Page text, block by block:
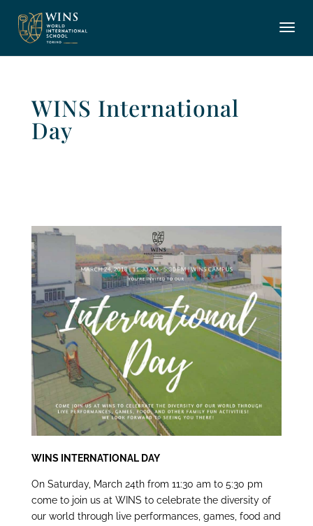
WINS International
Day
WINS INTERNATIONAL DAY
On Saturday, March 24th from 11:30 am to 5:30 pm
come to join us at WINS to celebrate the diversity of
our world through live performances, games, food and